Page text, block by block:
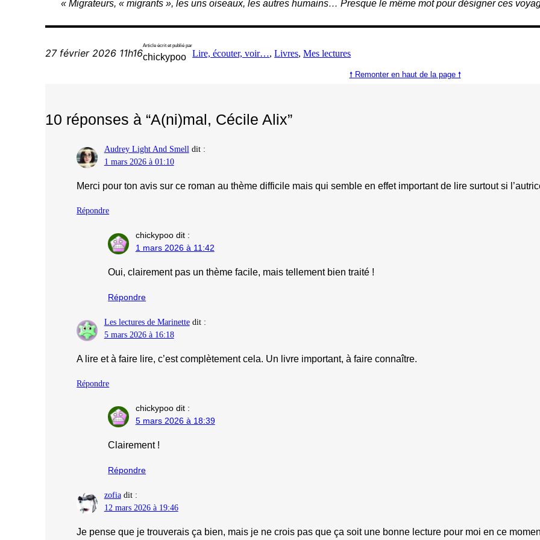
« Migrateurs, « migrants », les uns oiseaux, les autres humains… Presque le même mot pour désigner ces
27 février 2026 11h16
Article écrit et publié par
chickypoo Lire, écouter, voir…, Livres, Mes lectures
🠕 Remonter en haut de la page 🠕
10 réponses à “A(ni)mal, Cécile Alix”
Audrey Light And Smell dit :
1 mars 2026 à 01:10
Merci pour ton avis sur ce roman au thème difficile mais qui semble en effet important de lire surtout si
Répondre
chickypoo dit :
1 mars 2026 à 11:42
Oui, clairement pas un thème facile, mais tellement bien traité !
Répondre
Les lectures de Marinette dit :
5 mars 2026 à 16:18
A lire et à faire lire, c’est complètement cela. Un livre important, à faire connaître.
Répondre
chickypoo dit :
5 mars 2026 à 18:39
Clairement !
Répondre
zofia dit :
12 mars 2026 à 19:46
Je pense que je trouverais ça bien, mais je ne crois pas que ça soit une bonne lecture pour moi en ce